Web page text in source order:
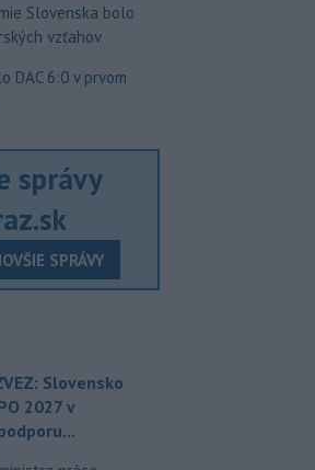
Slovenska bolo
vzťahov
DAC 6:0 v prvom
správy
SPRÁVY
Slovensko
2027 v